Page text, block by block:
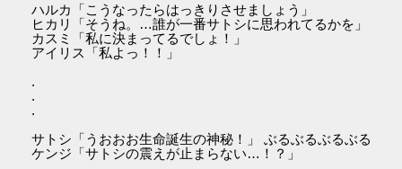
ハルカ「こうなったらはっきりさせましょう」
ヒカリ「そうね。…誰が一番サトシに思われてるかを」
カスミ「私に決まってるでしょ！」
アイリス「私よっ！！」
.
.
.
サトシ「うおおお生命誕生の神秘！」 ぶるぶるぶるぶる
ケンジ「サトシの震えが止まらない…！？」